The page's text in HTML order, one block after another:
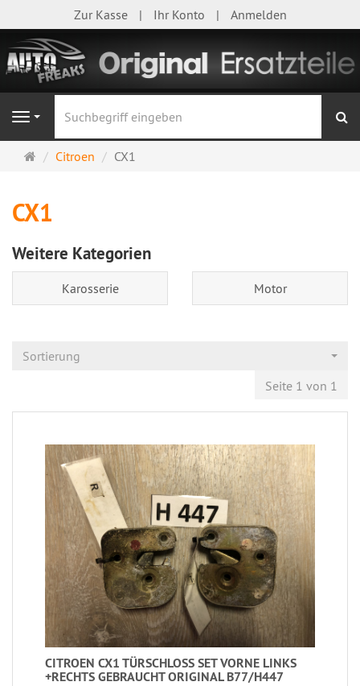
Zur Kasse Ihr Konto Anmelden
Navigation
Startseite
Citroen CX1
CX1
Weitere Kategorien
Karosserie Motor
Sortierung
Seite 1 von 1
CITROEN CX1 TÜRSCHLOSS SET VORNE LINKS
+RECHTS GEBRAUCHT ORIGINAL B77/H447